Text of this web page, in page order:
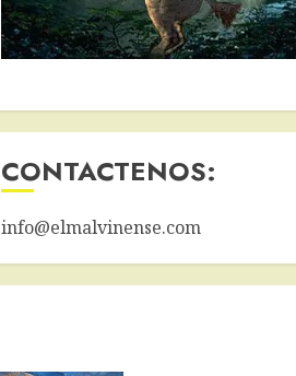
CONTACTENOS:
info@elmalvinense.com